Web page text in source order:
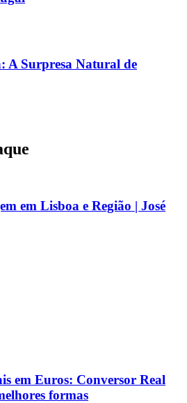
A Surpresa Natural de
em Lisboa e Região | José
em Euros: Conversor Real
formas